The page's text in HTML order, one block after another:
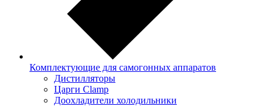
Комплектующие для самогонных аппаратов
Дистилляторы
Царги Clamp
Доохладители холодильники